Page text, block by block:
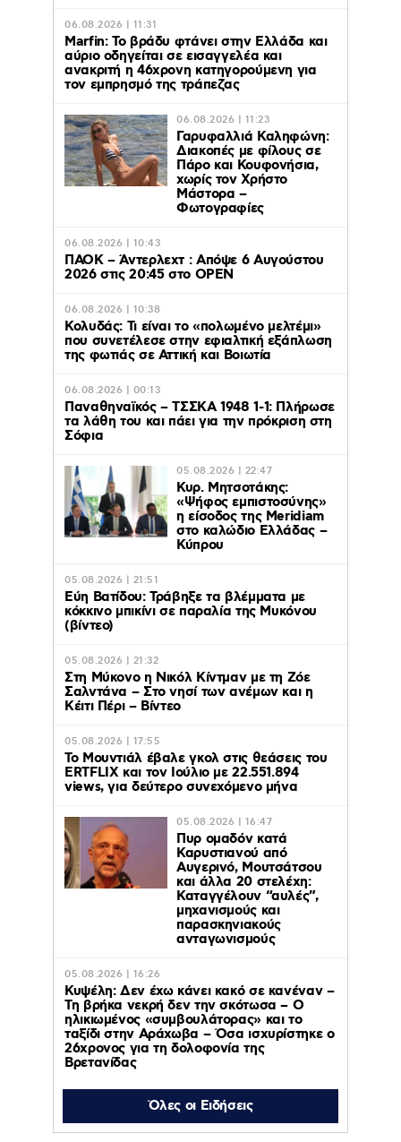
06.08.2026 | 11:31
Marfin: Το βράδυ φτάνει στην Ελλάδα και
αύριο οδηγείται σε εισαγγελέα και
ανακριτή η 46χρονη κατηγορούμενη για
τον εμπρησμό της τράπεζας
06.08.2026 | 11:23
Γαρυφαλλιά Καληφώνη:
Διακοπές με φίλους σε
Πάρο και Κουφονήσια,
χωρίς τον Χρήστο
Μάστορα –
Φωτογραφίες
06.08.2026 | 10:43
ΠΑΟΚ – Άντερλεχτ : Απόψε 6 Αυγούστου
2026 στις 20:45 στο ΟΡΕΝ
06.08.2026 | 10:38
Κολυδάς: Τι είναι το «πολωμένο μελτέμι»
που συνετέλεσε στην εφιαλτική εξάπλωση
της φωτιάς σε Αττική και Βοιωτία
06.08.2026 | 00:13
Παναθηναϊκός – ΤΣΣΚΑ 1948 1-1: Πλήρωσε
τα λάθη του και πάει για την πρόκριση στη
Σόφια
05.08.2026 | 22:47
Κυρ. Μητσοτάκης:
«Ψήφος εμπιστοσύνης»
η είσοδος της Meridiam
στο καλώδιο Ελλάδας –
Κύπρου
05.08.2026 | 21:51
Εύη Βατίδου: Τράβηξε τα βλέμματα με
κόκκινο μπικίνι σε παραλία της Μυκόνου
(βίντεο)
05.08.2026 | 21:32
Στη Μύκονο η Νικόλ Κίντμαν με τη Ζόε
Σαλντάνα – Στο νησί των ανέμων και η
Κέιτι Πέρι – Βίντεο
05.08.2026 | 17:55
Το Μουντιάλ έβαλε γκολ στις θεάσεις του
ERTFLIX και τον Ιούλιο με 22.551.894
views, για δεύτερο συνεχόμενο μήνα
05.08.2026 | 16:47
Πυρ ομαδόν κατά
Καρυστιανού από
Αυγερινό, Μουτσάτσου
και άλλα 20 στελέχη:
Καταγγέλουν “αυλές”,
μηχανισμούς και
παρασκηνιακούς
ανταγωνισμούς
05.08.2026 | 16:26
Κυψέλη: Δεν έχω κάνει κακό σε κανέναν –
Τη βρήκα νεκρή δεν την σκότωσα – Ο
ηλικιωμένος «συμβουλάτορας» και το
ταξίδι στην Αράχωβα – Όσα ισχυρίστηκε ο
26χρονος για τη δολοφονία της
Βρετανίδας
05.08.2026 | 15:56
Δυτική Αττική: Έχασε το 64% των δασών
της μέσα σε μία δεκαετία – Τα στοιχεία
Όλες οι Ειδήσεις